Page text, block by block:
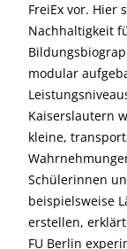
FreiEx vor. Hier
Nachhaltigkeit
modular
Kaiserslautern
kleine,
Schülerinnen
beispielsweise
erstellen,
FU Berlin